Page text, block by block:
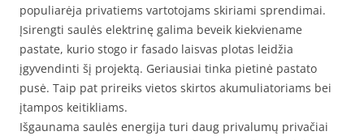
populiarėja privatiems vartotojams skiriami sprendimai.
Įsirengti saulės elektrinę galima beveik kiekviename
pastate, kurio stogo ir fasado laisvas plotas leidžia
įgyvendinti šį projektą. Geriausiai tinka pietinė pastato
pusė. Taip pat prireiks vietos skirtos akumuliatoriams bei
įtampos keitikliams.
Išgaunama saulės energija turi daug privalumų privačiai